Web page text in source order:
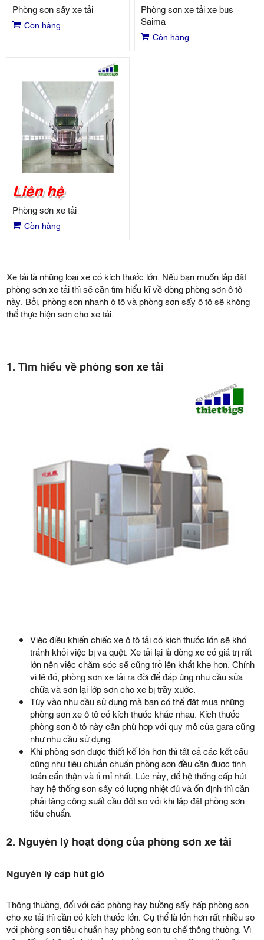
Phòng sơn sấy xe tải
Còn hàng
Phòng sơn xe tải xe bus
Saima
Còn hàng
Liên hệ
Phòng sơn xe tải
Còn hàng
Xe tải là những loại xe có kích thước lớn. Nếu bạn muốn lắp đặt
phòng sơn xe tải thì sẽ cần tìm hiểu kĩ về dòng phòng sơn ô tô
này. Bởi, phòng sơn nhanh ô tô và phòng sơn sấy ô tô sẽ không
thể thực hiện sơn cho xe tải.
1. Tìm hiểu về phòng sơn xe tải
Việc điều khiến chiếc xe ô tô tải có kích thước lớn sẽ khó
tránh khỏi việc bị va quệt. Xe tải lại là dòng xe có giá trị rất
lớn nên việc chăm sóc sẽ cũng trở lên khắt khe hơn. Chính
vì lẽ đó, phòng sơn xe tải ra đời để đáp ứng nhu cầu sửa
chữa và sơn lại lớp sơn cho xe bị trầy xước.
Tùy vào nhu cầu sử dụng mà bạn có thể đặt mua những
phòng sơn xe ô tô có kích thước khác nhau. Kích thước
phòng sơn ô tô này cần phù hợp với quy mô của gara cũng
như nhu cầu sử dụng.
Khi phòng sơn được thiết kế lớn hơn thì tất cả các kết cấu
cũng như tiêu chuản chuẩn phòng sơn đều cần được tính
toán cẩn thận và tỉ mỉ nhất. Lúc này, để hệ thống cấp hút
hay hệ thống sơn sấy có lượng nhiệt đủ và ổn định thì cần
phải tăng công suất cầu đốt so với khi lắp đặt phòng sơn
tiêu chuẩn.
2. Nguyên lý hoạt động của phòng sơn xe tải
Nguyên lý cấp hút gió
Thông thường, đối với các phòng hay buồng sấy hấp phòng sơn
cho xe tải thì cần có kích thước lớn. Cụ thể là lớn hơn rất nhiều so
với phòng sơn tiêu chuẩn hay phòng sơn tự chế thông thường. Vì